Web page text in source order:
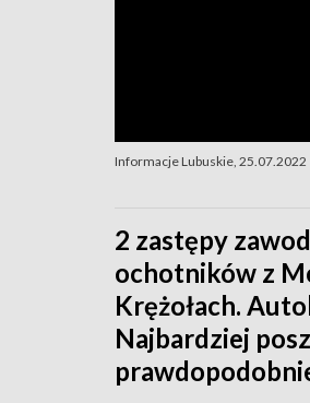
Informacje Lubuskie, 25.07.2022
2 zastępy
ochotników z
Krężołach.
Najbardziej